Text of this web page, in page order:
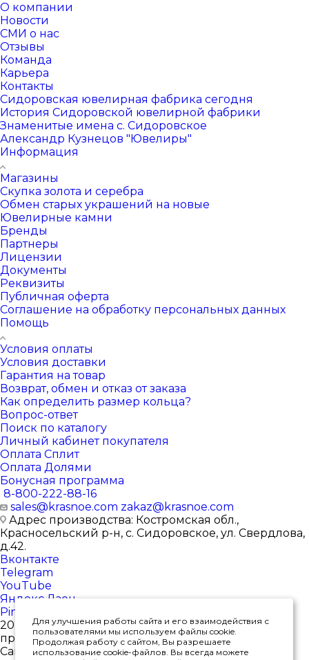
О компании
Новости
СМИ о нас
Отзывы
Команда
Карьера
Контакты
Сидоровская ювелирная фабрика сегодня
История Сидоровской ювелирной фабрики
Знаменитые имена с. Сидоровское
Александр Кузнецов "Ювелиры"
Информация
Магазины
Скупка золота и серебра
Обмен старых украшений на новые
Ювелирные камни
Бренды
Партнеры
Лицензии
Документы
Реквизиты
Публичная оферта
Соглашение на обработку персональных данных
Помощь
Условия оплаты
Условия доставки
Гарантия на товар
Возврат, обмен и отказ от заказа
Как определить размер кольца?
Вопрос-ответ
Поиск по каталогу
Личный кабинет покупателя
Оплата Сплит
Оплата Долями
Бонусная программа
8-800-222-88-16
sales@krasnoe.com zakaz@krasnoe.com
Адрес производства: Костромская обл.,
Красносельский р-н, с. Сидоровское, ул. Свердлова,
д.42.
Вконтакте
Telegram
YouTube
Яндекс.Дзен
Pinterest
2026 © Интернет-магазин ювелирных изделий от
производителя
Сайт носит исключительно информационный
Для улучшения работы сайта и его взаимодействия с
пользователями мы используем файлы cookie.
Продолжая работу с сайтом, Вы разрешаете
использование cookie-файлов. Вы всегда можете